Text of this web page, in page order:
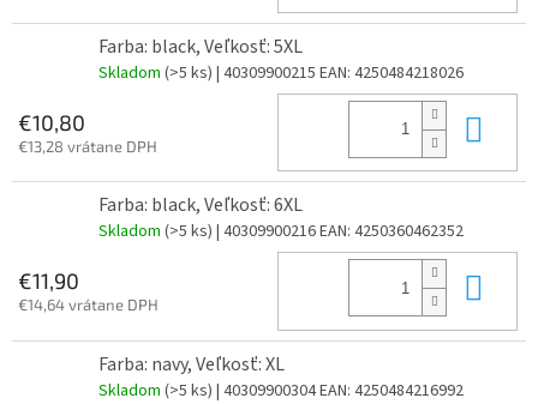
Farba: black, Veľkosť: 5XL
Skladom (>5 ks) | 40309900215 EAN: 4250484218026
€10,80
€13,28 vrátane DPH
Farba: black, Veľkosť: 6XL
Skladom (>5 ks) | 40309900216EAN: 4250360462352
€11,90
€14,64 vrátane DPH
Farba: navy, Veľkosť: XL
Skladom (>5 ks) | 40309900304EAN: 4250484216992